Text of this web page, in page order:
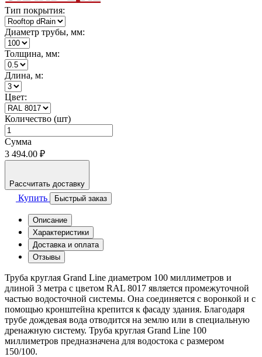
Тип покрытия:
Диаметр трубы, мм:
Толщина, мм:
Длина, м:
Цвет:
Количество (шт)
Сумма
3 494.00 ₽
Рассчитать доставку
Купить Быстрый заказ
Описание
Характеристики
Доставка и оплата
Отзывы
Труба круглая Grand Line диаметром 100 миллиметров и
длиной 3 метра с цветом RAL 8017 является промежуточной
частью водосточной системы. Она соединяется с воронкой и с
помощью кронштейна крепится к фасаду здания. Благодаря
трубе дождевая вода отводится на землю или в специальную
дренажную систему. Труба круглая Grand Line 100
миллиметров предназначена для водостока с размером
150/100.